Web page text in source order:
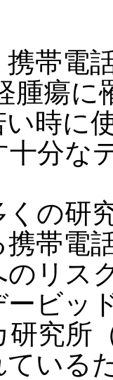
帯電
腫瘍
時に
分な
の研
携帯電
リス
ビッ
究所
いる